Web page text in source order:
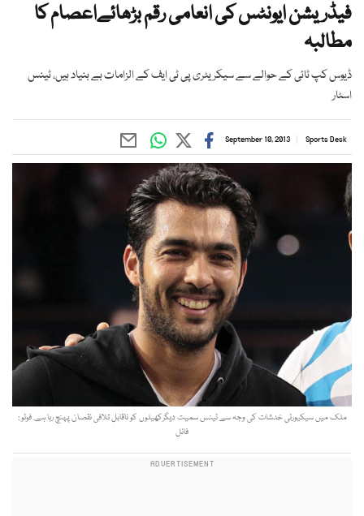
فیڈریشن ایونٹس کی انعامی رقم بڑھائےاعصام کا
مطالبہ
ڈیوس کپ ٹائی کے حوالے سے سیکریٹری پی ٹی ایف کے الزامات بے بنیاد ہیں، ٹینس
اسٹار
Sports Desk
September 10, 2013
ملک میں سیکیورٹی خدشات کی وجہ سے ٹینس سمیت دیگرکھیلوں کو ناقابل تلافی نقصان پہنچ رہا ہے. فوٹو :
فائل